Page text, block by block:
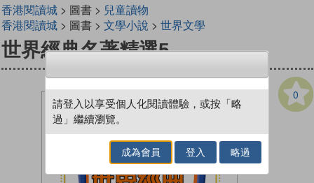
香港閱讀城> 圖書 > 兒童讀物
香港閱讀城> 圖書 > 文學小說 > 世界文學
世界經典名著精選5
0
請登入以享受個人化閱讀體驗，或按「略
過」繼續瀏覽。
成為會員 登入 略過